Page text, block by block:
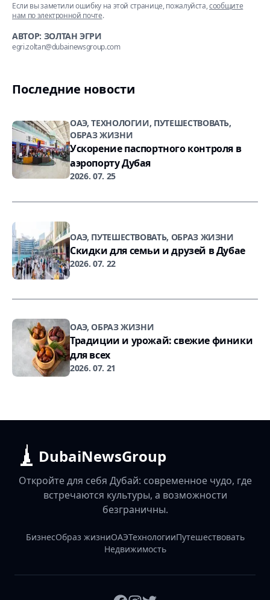
Если вы заметили ошибку на этой странице, пожалуйста,сообщите
нам по электронной почте.
АВТОР: ЗОЛТАН ЭГРИ
egri.zoltan@dubainewsgroup.com
Последние новости
ОАЭ, ТЕХНОЛОГИИ, ПУТЕШЕСТВОВАТЬ,
ОБРАЗ ЖИЗНИ
Ускорение паспортного контроля в
аэропорту Дубая
2026. 07. 25
ОАЭ, ПУТЕШЕСТВОВАТЬ, ОБРАЗ ЖИЗНИ
Скидки для семьи и друзей в Дубае
2026. 07. 22
ОАЭ, ОБРАЗ ЖИЗНИ
Традиции и урожай: свежие финики
для всех
2026. 07. 21
DubaiNewsGroup
Откройте для себя Дубай: современное чудо, где
встречаются культуры, а возможности
безграничны.
БизнесОбраз жизниОАЭТехнологииПутешествовать
Недвижимость